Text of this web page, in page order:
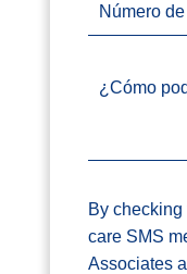
Número
¿Cómo
By
care SMS
Associates